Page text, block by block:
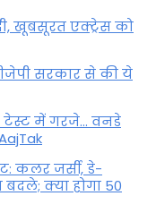
खूबसूरत एक्ट्रेस को
सरकार से की ये
टेस्ट में गरजे... वनडे
कलर जर्सी, डे-
क्या होगा 50